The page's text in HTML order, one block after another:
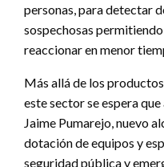
personas, para detectar
sospechosas
reaccionar en menor
Más allá de los
este sector se espera
Jaime Pumarejo, nuevo
dotación de equipos y
seguridad pública y